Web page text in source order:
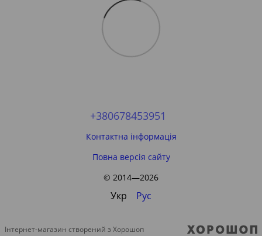
+380678453951
Контактна інформація
Повна версія сайту
© 2014—2026
Укр Рус
Інтернет-магазин створений з Хорошоп